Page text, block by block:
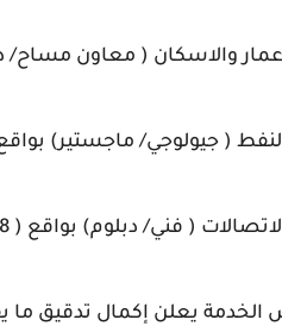
والاسكان ( معاون مساح/ دبلوم) بواقع
( جيولوجي/ ماجستير) بواقع ( 137) درجة
( فني/ دبلوم) بواقع ( 88) درجة وظيفية
يعلن إكمال تدقيق ما يقارب 90% من الدرجات